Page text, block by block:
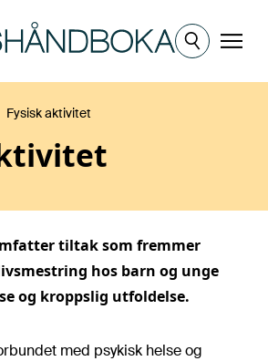
Meny
Fysisk aktivitet
tiltak som fremmer
hos barn og unge
og kroppslig utfoldelse.
med psykisk helse og